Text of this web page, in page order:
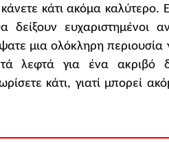
κάτι ακόμα καλύτερο.
δείξουν ευχαριστημένοι
μια ολόκληρη
λεφτά για ένα ακριβό
κάτι, γιατί μπορεί